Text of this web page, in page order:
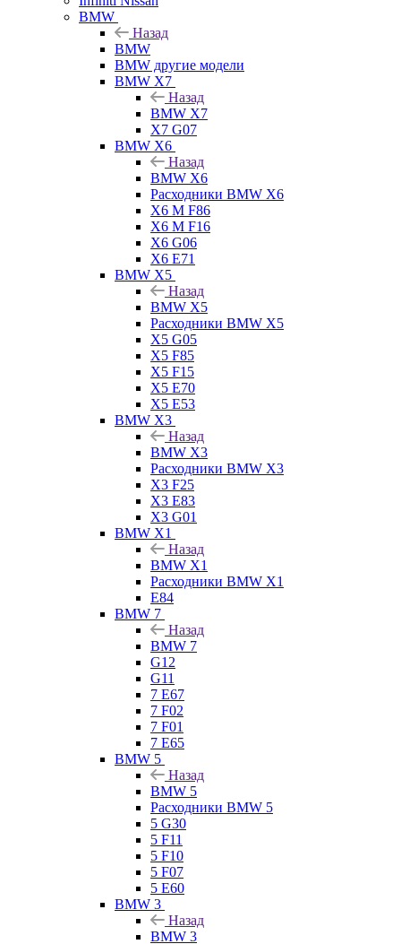
BMW
Назад
BMW
BMW другие модели
BMW X7
Назад
BMW X7
X7 G07
BMW X6
Назад
BMW X6
Расходники BMW X6
X6 M F86
X6 M F16
X6 G06
X6 E71
BMW X5
Назад
BMW X5
Расходники BMW X5
X5 G05
X5 F85
X5 F15
X5 E70
X5 E53
BMW X3
Назад
BMW X3
Расходники BMW X3
X3 F25
X3 E83
X3 G01
BMW X1
Назад
BMW X1
Расходники BMW X1
E84
BMW 7
Назад
BMW 7
G12
G11
7 Е67
7 F02
7 F01
7 E65
BMW 5
Назад
BMW 5
Расходники BMW 5
5 G30
5 F11
5 F10
5 F07
5 E60
BMW 3
Назад
BMW 3